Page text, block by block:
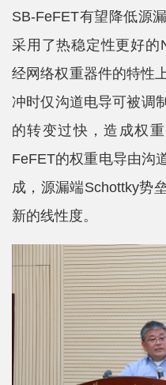
基
地
学
生
招
SB-FeFET有望降低源
采用了热稳定性更好的
经网络权重器件的特性
冲时仅沟道电导可被调
的转变过快，造成权
FeFET的权重电导由沟
成，源漏端Schottky势
新的线性度。